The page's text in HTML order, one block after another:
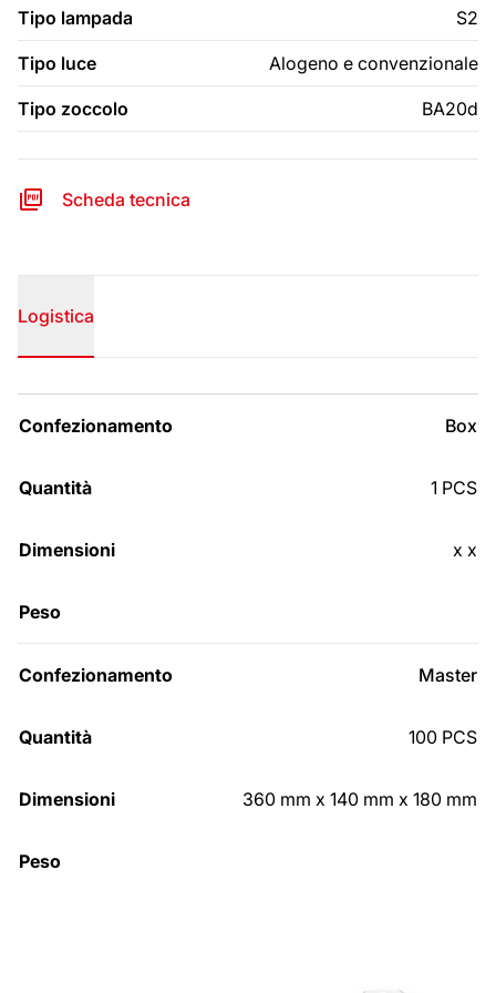
Tipo lampada S2
Tipo luce Alogeno e convenzionale
Tipo zoccolo BA20d
Scheda tecnica
Logistica
LANG_PRODUCTS_LOGISTIC Box
1 PCS
x x
Master
100 PCS
360 mm x 140 mm x 180 mm